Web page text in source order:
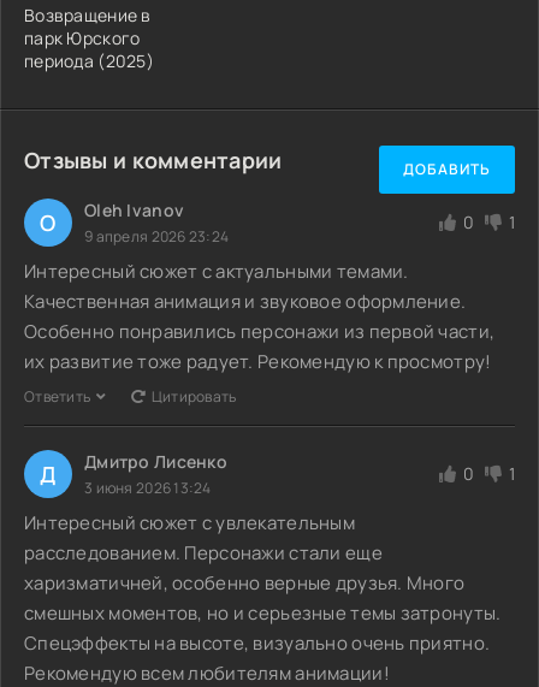
Возвращение в
парк Юрского
периода (2025)
Отзывы и комментарии ДОБАВИТЬ
O Oleh Ivanov
9 апреля 2026 23:24
0 1
Интересный сюжет с актуальными темами.
Качественная анимация и звуковое оформление.
Особенно понравились персонажи из первой части,
их развитие тоже радует. Рекомендую к просмотру!
Ответить Цитировать
Д Дмитро Лисенко
3 июня 2026 13:24
0 1
Интересный сюжет с увлекательным
расследованием. Персонажи стали еще
харизматичней, особенно верные друзья. Много
смешных моментов, но и серьезные темы затронуты.
Спецэффекты на высоте, визуально очень приятно.
Рекомендую всем любителям анимации!